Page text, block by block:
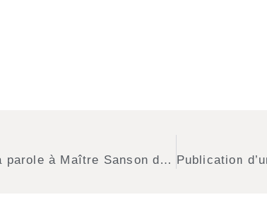
Le mensuel I comme info donne la parole à Maître Sanson dans son numéro d’août 2015